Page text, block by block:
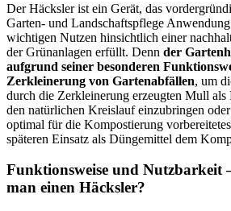
Der Häcksler ist ein Gerät, das
Garten- und Landschaftspflege
wichtigen Nutzen hinsichtlich einer
der Grünanlagen erfüllt. Denn der
aufgrund seiner besonderen
Zerkleinerung von Gartenabfällen, um
durch die Zerkleinerung erzeugten Mull
den natürlichen Kreislauf einzubringen
optimal für die Kompostierung
späteren Einsatz als Düngemittel dem
Funktionsweise und Nutzbarkeit
man einen Häcksler?